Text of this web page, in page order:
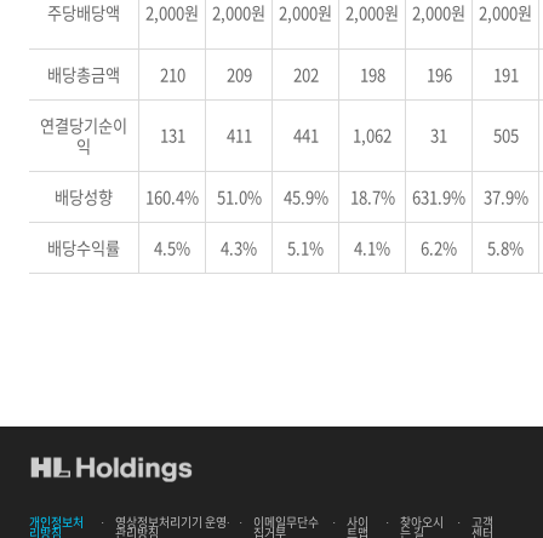
주당배당액 2,000원 2,000원 2,000원 2,000원 2,000원 2,000원
배당총금액 210 209 202 198 196 191
연결당기순이
익
131 411 441 1,062 31 505
배당성향 160.4% 51.0% 45.9% 18.7% 631.9% 37.9%
배당수익률 4.5% 4.3% 5.1% 4.1% 6.2% 5.8%
개인정보처
리방침
영상정보처리기기 운영∙
관리방침
이메일무단수
집거부
사이
트맵
찾아오시
는 길
고객
센터